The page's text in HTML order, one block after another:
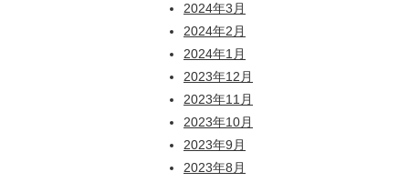
2024年3月
2024年2月
2024年1月
2023年12月
2023年11月
2023年10月
2023年9月
2023年8月